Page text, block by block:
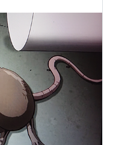
ストクルセイダース
ンドは砕けない
ズ RIDE ON（2016
め〜（2016年）
年）